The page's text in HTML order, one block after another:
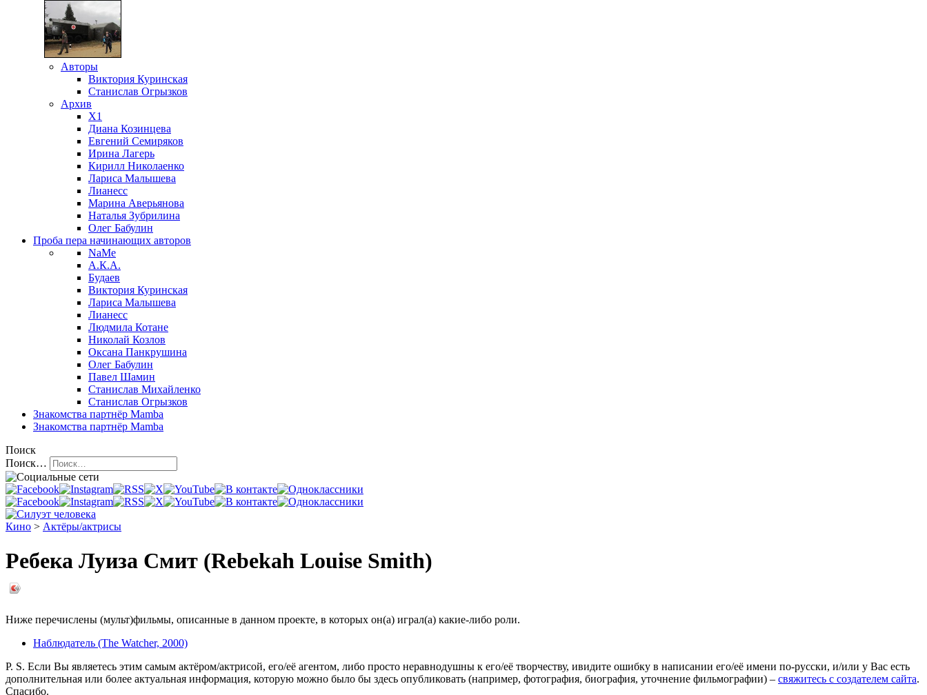
Авторы
Виктория Куринская
Станислав Огрызков
Архив
X1
Диана Козинцева
Евгений Семиряков
Ирина Лагерь
Кирилл Николаенко
Лариса Малышева
Лианесс
Марина Аверьянова
Наталья Зубрилина
Олег Бабулин
Проба пера начинающих авторов
NaMe
А.К.А.
Будаев
Виктория Куринская
Лариса Малышева
Лианесс
Людмила Котане
Николай Козлов
Оксана Панкрушина
Олег Бабулин
Павел Шамин
Станислав Михайленко
Станислав Огрызков
Знакомства партнёр Mamba
Знакомства партнёр Mamba
Поиск
Поиск…
Кино > Актёры/актрисы
Ребека Луиза Смит (Rebekah Louise Smith)
Ниже перечислены (мульт)фильмы, описанные в данном проекте, в которых он(а) играл(а) какие-либо роли.
Наблюдатель (The Watcher, 2000)
P. S. Если Вы являетесь этим самым актёром/актрисой, его/её агентом, либо просто неравнодушны к его/её творчеству, ивидите ошибку в написании его/её имени по-русски, и/или у Вас есть
дополнительная или более актуальная информация, которую можно было бы здесь опубликовать (например, фотография, биография, уточнение фильмографии) – свяжитесь с создателем сайта.
Спасибо.